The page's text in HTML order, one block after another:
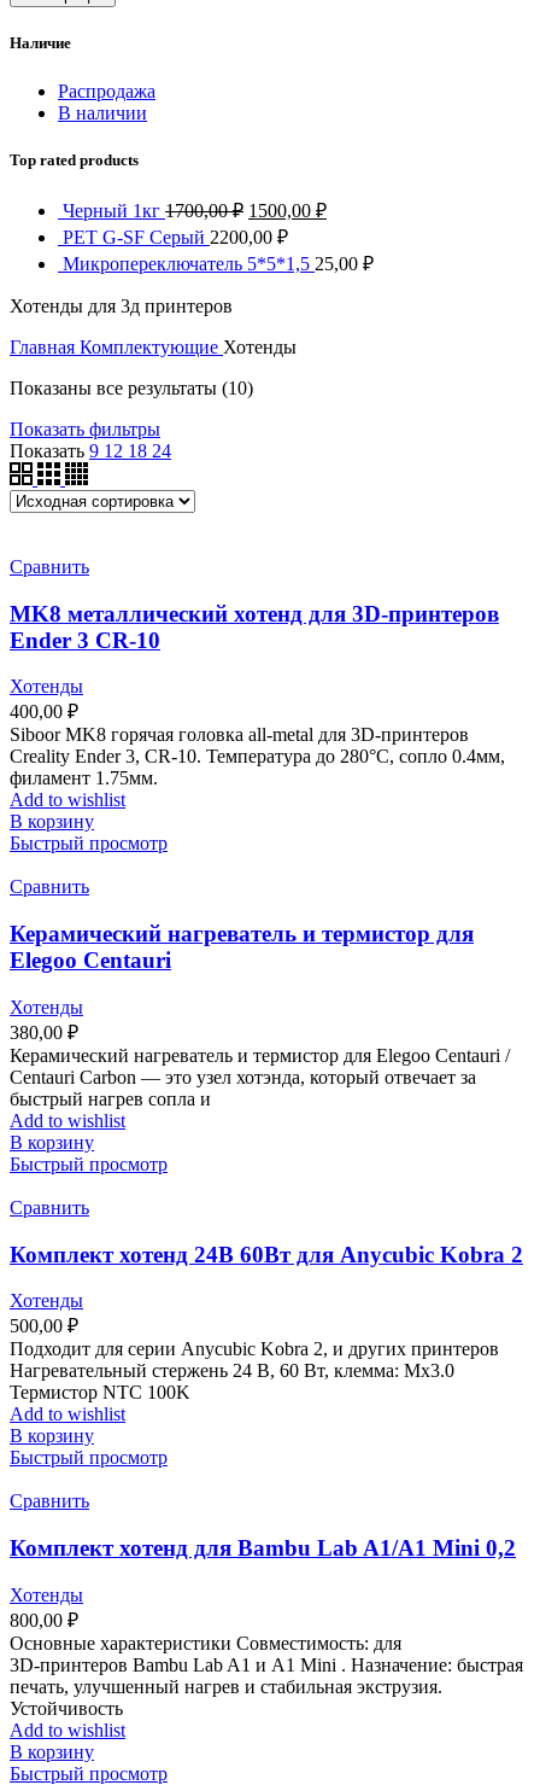
Наличие
Распродажа
В наличии
Top rated products
Черный 1кг 1700,00₽ Первоначальная
цена
составляла
1700,00 ₽.
1500,00 ₽Текущая
1500,00 ₽.
PET G-SF Серый 2200,00 ₽
Микропереключатель 5*5*1,5 25,00 ₽
Хотенды для 3д принтеров
Главная Комплектующие Хотенды
Показаны все результаты (10)
Показать фильтры
Показать 9 12 18 24
Сравнить
MK8 металлический хотенд для 3D-принтеров
Ender 3 CR-10
Хотенды
400,00 ₽
Siboor MK8 горячая головка all-metal для 3D-принтеров
Creality Ender 3, CR-10. Температура до 280°C, сопло 0.4мм,
филамент 1.75мм.
Add to wishlist
В корзину
Быстрый просмотр
Сравнить
Керамический нагреватель и термистор для
Elegoo Centauri
Хотенды
380,00 ₽
Керамический нагреватель и термистор для Elegoo Centauri /
Centauri Carbon — это узел хотэнда, который отвечает за
быстрый нагрев сопла и
Add to wishlist
В корзину
Быстрый просмотр
Сравнить
Комплект хотенд 24В 60Вт для Anycubic Kobra 2
Хотенды
500,00 ₽
Подходит для серии Anycubic Kobra 2, и других принтеров
Нагревательный стержень 24 В, 60 Вт, клемма: Mх3.0
Термистор NTC 100K
Add to wishlist
В корзину
Быстрый просмотр
Сравнить
Комплект хотенд для Bambu Lab A1/A1 Mini 0,2
Хотенды
800,00 ₽
Основные характеристики Совместимость: для
3D‑принтеров Bambu Lab A1 и A1 Mini . Назначение: быстрая
печать, улучшенный нагрев и стабильная экструзия.
Устойчивость
Add to wishlist
В корзину
Быстрый просмотр